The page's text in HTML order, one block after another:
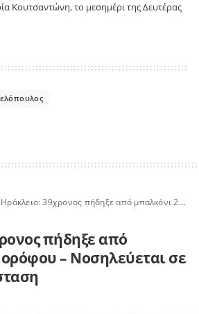
Κουτσαντώνη, το μεσημέρι της Δευτέρας
Ηράκλειο: 39χρονος πήδηξε από μπαλκόνι 2ου ορόφου – Νοσηλεύεται σε κρίσιμη κατάσταση
πήδηξε από
– Νοσηλεύεται σε